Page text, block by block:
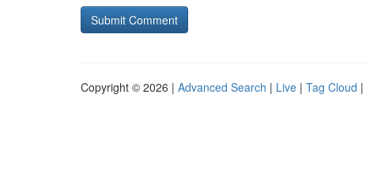
Copyright © 2026 | Advanced Search | Live | Tag Cloud |